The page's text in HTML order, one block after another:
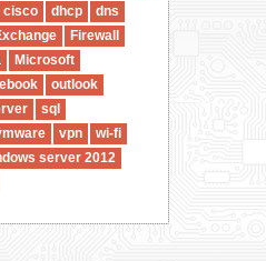
cisco dhcp
dns
Firewall
Microsoft
outlook
sql
vpn
wi-fi
server 2012